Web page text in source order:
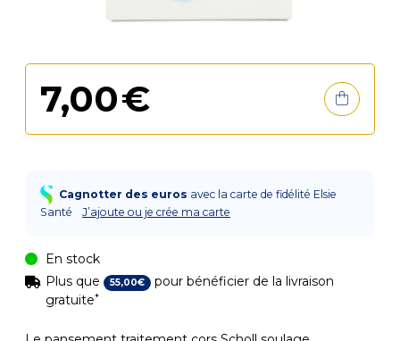
7,00€
Cagnotter des euros avec la carte de fidélité Elsie
Santé
J’ajoute ou je crée ma carte
En stock
Plus que
55,00€ pour bénéficier de la livraison
gratuite*